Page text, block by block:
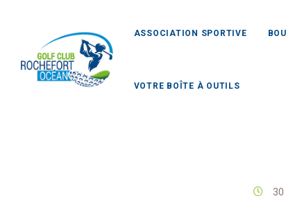
ASSOCIATION SPORTIVE
VOTRE BOÎTE À OUTILS
30